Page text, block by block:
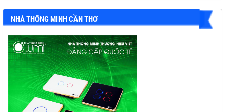
NHÀ THÔNG MINH CẦN THƠ